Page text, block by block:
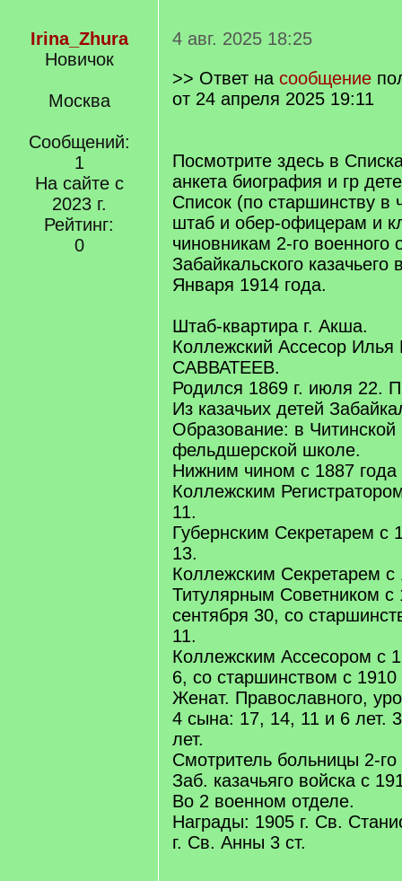
Irina_Zhura
Новичок
Москва
Сообщений:
1
На сайте с
2023 г.
Рейтинг:
0
4 авг. 2025 18:25
>> Ответ на сообщение
от 24 апреля 2025 19:11
Посмотрите здесь в
анкета биография и гр
Список (по старшинству в
штаб и обер-офицерам и
чиновникам 2-го военного
Забайкальского казачьего
Января 1914 года.
Штаб-квартира г. Акша.
Коллежский Ассесор Илья
САВВАТЕЕВ.
Родился 1869 г. июля 22.
Из казачьих детей
Образование: в Читинской
фельдшерской школе.
Нижним чином с 1887
Коллежским
11.
Губернским Секретарем с
13.
Коллежским Секретарем с
Титулярным Советником с
сентября 30, со
11.
Коллежским Ассесором с
6, со старшинством с 1910
Женат. Православного,
4 сына: 17, 14, 11 и 6 лет.
лет.
Смотритель больницы 2-го
Заб. казачьяго войска с
Во 2 военном отделе.
Награды: 1905 г. Св.
г. Св. Анны 3 ст.